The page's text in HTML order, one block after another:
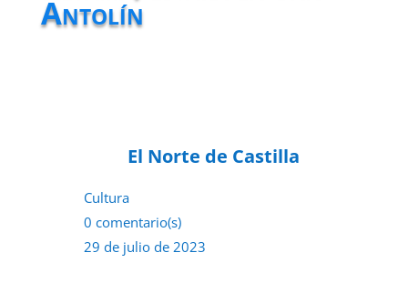
Antolín
El Norte de Castilla
Cultura
0 comentario(s)
29 de julio de 2023